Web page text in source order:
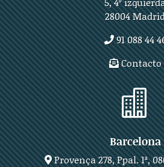
28004
91 088 44
Contacto

Barcelona
Provença 278, Ppal. 1ª,